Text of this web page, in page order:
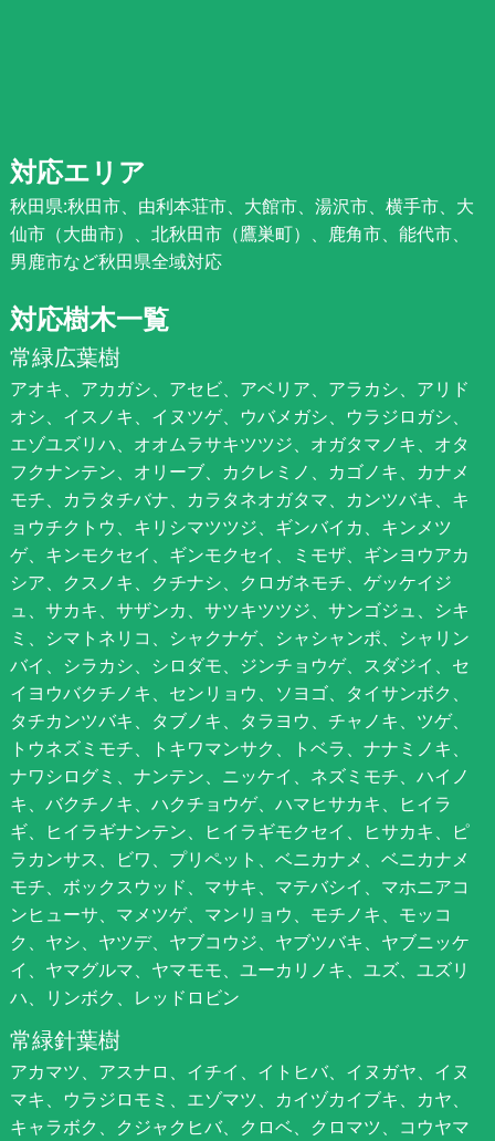
対応エリア
秋田県:秋田市、由利本荘市、大館市、湯沢市、横手市、大
仙市（大曲市）、北秋田市（鷹巣町）、鹿角市、能代市、
男鹿市など秋田県全域対応
対応樹木一覧
常緑広葉樹
アオキ、アカガシ、アセビ、アベリア、アラカシ、アリド
オシ、イスノキ、イヌツゲ、ウバメガシ、ウラジロガシ、
エゾユズリハ、オオムラサキツツジ、オガタマノキ、オタ
フクナンテン、オリーブ、カクレミノ、カゴノキ、カナメ
モチ、カラタチバナ、カラタネオガタマ、カンツバキ、キ
ョウチクトウ、キリシマツツジ、ギンバイカ、キンメツ
ゲ、キンモクセイ、ギンモクセイ、ミモザ、ギンヨウアカ
シア、クスノキ、クチナシ、クロガネモチ、ゲッケイジ
ュ、サカキ、サザンカ、サツキツツジ、サンゴジュ、シキ
ミ、シマトネリコ、シャクナゲ、シャシャンポ、シャリン
バイ、シラカシ、シロダモ、ジンチョウゲ、スダジイ、セ
イヨウバクチノキ、センリョウ、ソヨゴ、タイサンボク、
タチカンツバキ、タブノキ、タラヨウ、チャノキ、ツゲ、
トウネズミモチ、トキワマンサク、トベラ、ナナミノキ、
ナワシログミ、ナンテン、ニッケイ、ネズミモチ、ハイノ
キ、バクチノキ、ハクチョウゲ、ハマヒサカキ、ヒイラ
ギ、ヒイラギナンテン、ヒイラギモクセイ、ヒサカキ、ピ
ラカンサス、ビワ、プリペット、ベニカナメ、ベニカナメ
モチ、ボックスウッド、マサキ、マテバシイ、マホニアコ
ンヒューサ、マメツゲ、マンリョウ、モチノキ、モッコ
ク、ヤシ、ヤツデ、ヤブコウジ、ヤブツバキ、ヤブニッケ
イ、ヤマグルマ、ヤマモモ、ユーカリノキ、ユズ、ユズリ
ハ、リンボク、レッドロビン
常緑針葉樹
アカマツ、アスナロ、イチイ、イトヒバ、イヌガヤ、イヌ
マキ、ウラジロモミ、エゾマツ、カイヅカイブキ、カヤ、
キャラボク、クジャクヒバ、クロベ、クロマツ、コウヤマ